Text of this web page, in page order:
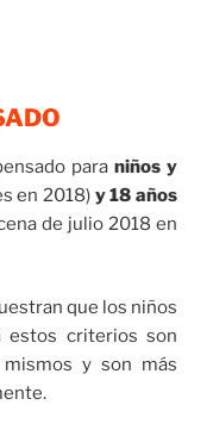
para niños y
en 2018) y 18 años
de julio 2018 en
que los niños
estos criterios son
y son más